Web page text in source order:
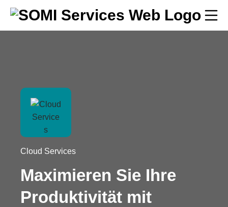
Cloud Services
Maximieren Sie Ihre
Produktivität mit